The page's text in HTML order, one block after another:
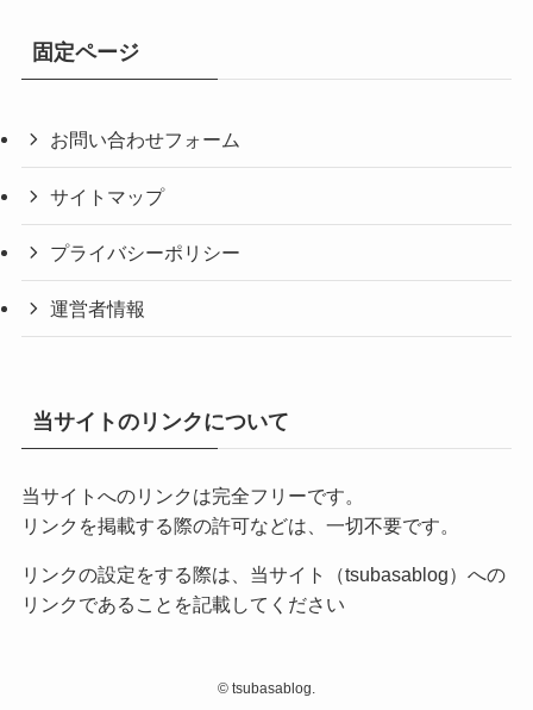
固定ページ
お問い合わせフォーム
サイトマップ
プライバシーポリシー
運営者情報
当サイトのリンクについて
当サイトへのリンクは完全フリーです。
リンクを掲載する際の許可などは、一切不要です。
リンクの設定をする際は、当サイト（tsubasablog）への
リンクであることを記載してください
© tsubasablog.